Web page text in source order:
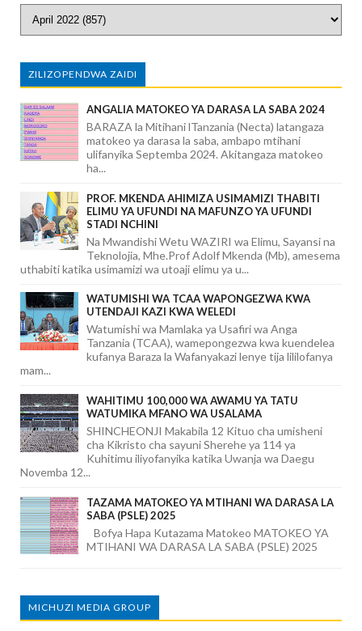
ZILIZOPENDWA ZAIDI
ANGALIA MATOKEO YA DARASA LA SABA 2024
BARAZA la Mitihani lTanzania (Necta) latangaza
matokeo ya darasa la saba, ambapo mtihani
ulifanyika Septemba 2024. Akitangaza matokeo
ha...
PROF. MKENDA AHIMIZA USIMAMIZI THABITI
ELIMU YA UFUNDI NA MAFUNZO YA UFUNDI
STADI NCHINI
Na Mwandishi Wetu WAZIRI wa Elimu, Sayansi na
Teknolojia, Mhe.Prof Adolf Mkenda (Mb), amesema
uthabiti katika usimamizi wa utoaji elimu ya u...
WATUMISHI WA TCAA WAPONGEZWA KWA
UTENDAJI KAZI KWA WELEDI
Watumishi wa Mamlaka ya Usafiri wa Anga
Tanzania (TCAA), wamepongezwa kwa kuendelea
kufanya Baraza la Wafanyakazi lenye tija lililofanya
mam...
WAHITIMU 100,000 WA AWAMU YA TATU
WATUMIKA MFANO WA USALAMA
SHINCHEONJI Makabila 12 Kituo cha umisheni
cha Kikristo cha sayuni Sherehe ya 114 ya
Kuhitimu iliyofanyika katika Uwanja wa Daegu
Novemba 12...
TAZAMA MATOKEO YA MTIHANI WA DARASA LA
SABA (PSLE) 2025
Bofya Hapa Kutazama Matokeo MATOKEO YA
MTIHANI WA DARASA LA SABA (PSLE) 2025
MICHUZI MEDIA GROUP